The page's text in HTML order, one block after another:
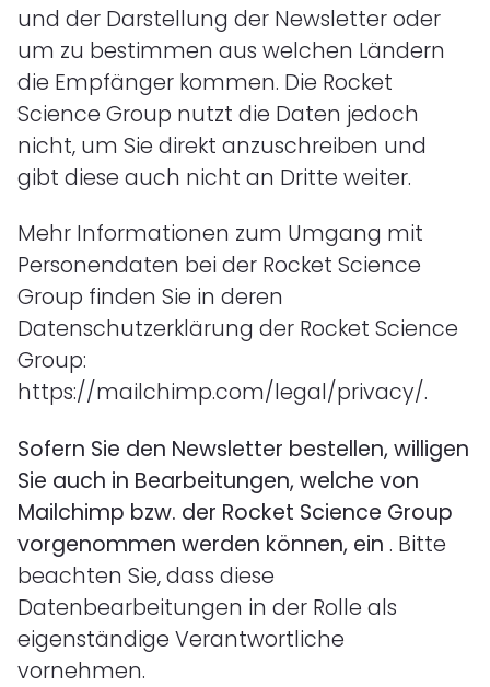
und der Darstellung der Newsletter oder
um zu bestimmen aus welchen Ländern
die Empfänger kommen. Die Rocket
Science Group nutzt die Daten jedoch
nicht, um Sie direkt anzuschreiben und
gibt diese auch nicht an Dritte weiter.
Mehr Informationen zum Umgang mit
Personendaten bei der Rocket Science
Group finden Sie in deren
Datenschutzerklärung der Rocket Science
Group:
https://mailchimp.com/legal/privacy/.
Sofern Sie den Newsletter bestellen, willigen
Sie auch in Bearbeitungen, welche von
Mailchimp bzw. der Rocket Science Group
vorgenommen werden können, ein . Bitte
beachten Sie, dass diese
Datenbearbeitungen in der Rolle als
eigenständige Verantwortliche
vornehmen.